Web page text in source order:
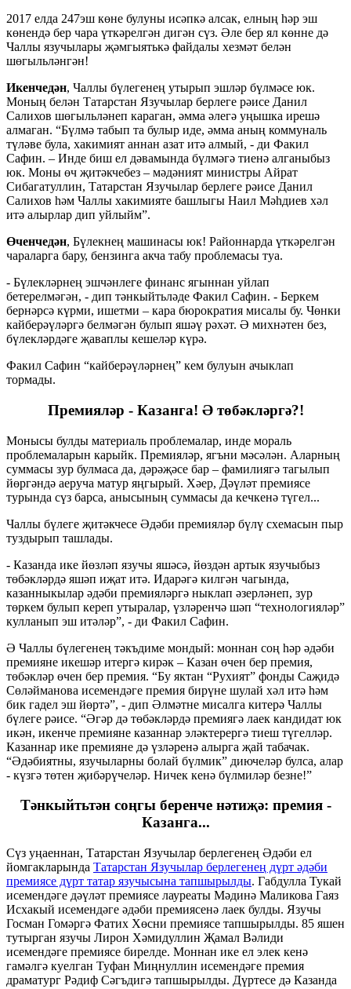
2017 елда 247эш көне булуны исәпкә алсак, елның һәр эш
көнендә бер чара үткәрелгән дигән сүз. Әле бер ял көнне дә
Чаллы язучылары җәмгыятькә файдалы хезмәт белән
шөгыльләнгән!
Икенчедән, Чаллы бүлегенең утырып эшләр бүлмәсе юк.
Моның белән Татарстан Язучылар берлеге рәисе Данил
Салихов шөгыльләнеп караган, әмма әлегә уңышка ирешә
алмаган. “Бүлмә табып та булыр иде, әмма аның коммуналь
түләве була, хакимият аннан азат итә алмый, - ди Факил
Сафин. – Инде биш ел дәвамында бүлмәгә тиенә алганыбыз
юк. Моны өч җитәкчебез – мәдәният министры Айрат
Сибагатуллин, Татарстан Язучылар берлеге рәисе Данил
Салихов һәм Чаллы хакимияте башлыгы Наил Мәһдиев хәл
итә алырлар дип уйлыйм”.
Өченчедән, Бүлекнең машинасы юк! Районнарда үткәрелгән
чараларга бару, бензинга акча табу проблемасы туа.
- Бүлекләрнең эшчәнлеге финанс ягыннан уйлап
бетерелмәгән, - дип тәнкыйтьләде Факил Сафин. - Беркем
бернәрсә күрми, ишетми – кара бюрократия мисалы бу. Чөнки
кайберәүләргә белмәгән булып яшәү рәхәт. Ә михнәтен без,
бүлекләрдәге җаваплы кешеләр күрә.
Факил Сафин “кайберәүләрнең” кем булуын ачыклап
тормады.
Премияләр - Казанга! Ә төбәкләргә?!
Монысы булды материаль проблемалар, инде мораль
проблемаларын карыйк. Премияләр, ягъни мәсәлән. Аларның
суммасы зур булмаса да, дәрәҗәсе бар – фамилиягә тагылып
йөргәндә аеруча матур яңгырый. Хәер, Дәүләт премиясе
турында сүз барса, анысының суммасы да кечкенә түгел...
Чаллы бүлеге җитәкчесе Әдәби премияләр бүлү схемасын пыр
туздырып ташлады.
- Казанда ике йөзләп язучы яшәсә, йөздән артык язучыбыз
төбәкләрдә яшәп иҗат итә. Идарәгә килгән чагында,
казанныкылар әдәби премияләргә ныклап әзерләнеп, зур
төркем булып кереп утыралар, үзләренчә шәп “технологияләр”
кулланып эш итәләр”, - ди Факил Сафин.
Ә Чаллы бүлегенең тәкъдиме мондый: моннан соң һәр әдәби
премияне икешәр итергә кирәк – Казан өчен бер премия,
төбәкләр өчен бер премия. “Бу яктан “Рухият” фонды Саҗидә
Сөләйманова исемендәге премия бирүне шулай хәл итә һәм
бик гадел эш йөртә”, - дип Әлмәтне мисалга китерә Чаллы
бүлеге рәисе. “Әгәр дә төбәкләрдә премиягә лаек кандидат юк
икән, икенче премияне казаннар эләктерергә тиеш түгелләр.
Казаннар ике премияне дә үзләренә алырга җай табачак.
“Әдәбиятны, язучыларны болай бүлмик” диючеләр булса, алар
- күзгә төтен җибәрүчеләр. Ничек кенә бүлмиләр безне!”
Тәнкыйтьтән соңгы беренче нәтиҗә: премия -
Казанга...
Сүз уңаеннан, Татарстан Язучылар берлегенең Әдәби ел
йомгакларында Татарстан Язучылар берлегенең дүрт әдәби
премиясе дүрт татар язучысына тапшырылды. Габдулла Тукай
исемендәге дәүләт премиясе лауреаты Мәдинә Маликова Гаяз
Исхакый исемендәге әдәби премиясенә лаек булды. Язучы
Госман Гомәргә Фатих Хөсни премиясе тапшырылды. 85 яшен
тутырган язучы Лирон Хәмидуллин Җамал Вәлиди
исемендәге премиясе бирелде. Моннан ике ел элек кенә
гамәлгә куелган Туфан Миңнуллин исемендәге премия
драматург Рәдиф Сәгъдигә тапшырылды. Дүртесе дә Казанда